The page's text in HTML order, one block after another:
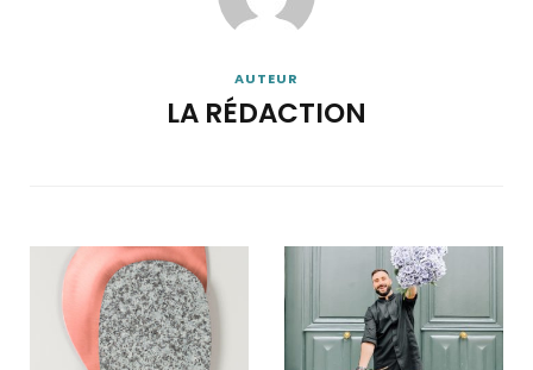
AUTEUR
LA RÉDACTION